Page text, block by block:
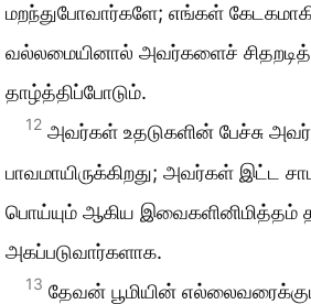
மறந்துபோவார்களே; எங்கள்
வல்லமையினால் அவர்களைச்
தாழ்த்திப்போடும்.
12 அவர்கள் உதடுகளின் பேச்சு
பாவமாயிருக்கிறது; அவர்கள் இட்ட
பொய்யும் ஆகிய இவைகளினிமித்தம்
அகப்படுவார்களாக.
13 தேவன் பூமியின்